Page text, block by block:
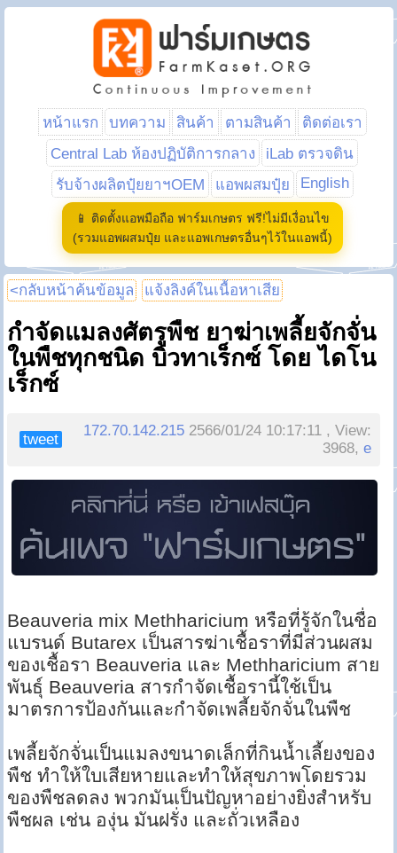
หน้าแรก บทความ สินค้า ตามสินค้า
ติดต่อเรา
Central Lab ห้องปฏิบัติการกลาง
iLab ตรวจดิน
รับจ้างผลิตปุ๋ยยาฯOEM
แอพผสมปุ๋ย English
📱 ติดตั้งแอพมือถือ ฟาร์มเกษตร ฟรี!ไม่มีเงื่อนไข
(รวมแอพผสมปุ๋ย และแอพเกษตรอื่นๆไว้ในแอพนี้)
<กลับหน้าค้นข้อมูล แจ้งลิงค์ในเนื้อหาเสีย
กำจัดแมลงศัตรูพืช ยาฆ่าเพลี้ยจักจั่น
ในพืชทุกชนิด บิวทาเร็กซ์ โดย ไดโน
เร็กซ์
tweet
172.70.142.215 2566/01/24 10:17:11 , View:
3968,e
Beauveria mix Methharicium หรือที่รู้จักในชื่อ
แบรนด์ Butarex เป็นสารฆ่าเชื้อราที่มีส่วนผสม
ของเชื้อรา Beauveria และ Methharicium สาย
พันธุ์ Beauveria สารกำจัดเชื้อรานี้ใช้เป็น
มาตรการป้องกันและกำจัดเพลี้ยจักจั่นในพืช
เพลี้ยจักจั่นเป็นแมลงขนาดเล็กที่กินน้ำเลี้ยงของ
พืช ทำให้ใบเสียหายและทำให้สุขภาพโดยรวม
ของพืชลดลง พวกมันเป็นปัญหาอย่างยิ่งสำหรับ
พืชผล เช่น องุ่น มันฝรั่ง และถั่วเหลือง